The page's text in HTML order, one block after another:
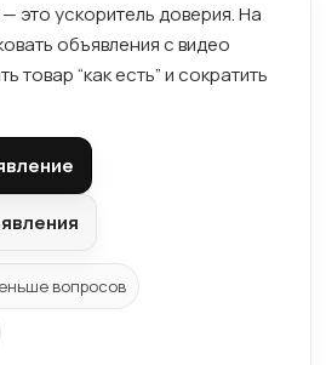
это ускоритель доверия. На
объявления с видео
товар “как есть” и сократить
вопросов